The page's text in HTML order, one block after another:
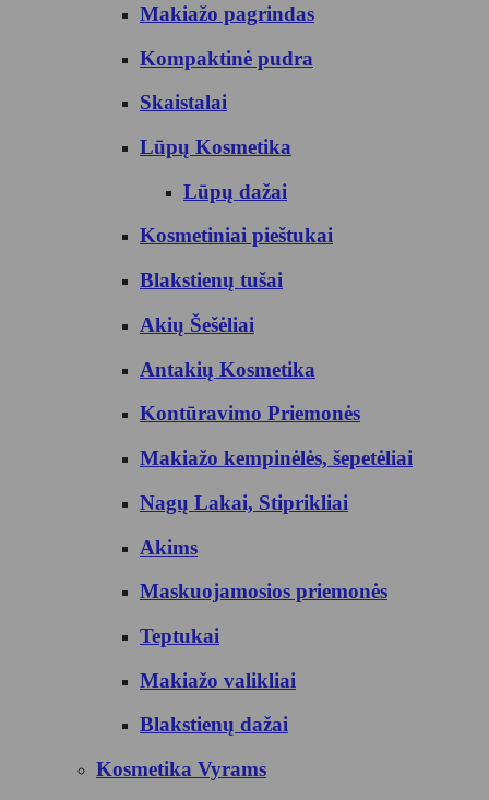
Makiažo pagrindas
Kompaktinė pudra
Skaistalai
Lūpų Kosmetika
Lūpų dažai
Kosmetiniai pieštukai
Blakstienų tušai
Akių Šešėliai
Antakių Kosmetika
Kontūravimo Priemonės
Makiažo kempinėlės, šepetėliai
Nagų Lakai, Stiprikliai
Akims
Maskuojamosios priemonės
Teptukai
Makiažo valikliai
Blakstienų dažai
Kosmetika Vyrams